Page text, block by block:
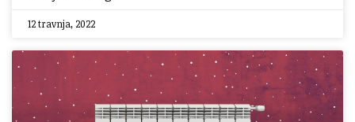
12 travnja, 2022